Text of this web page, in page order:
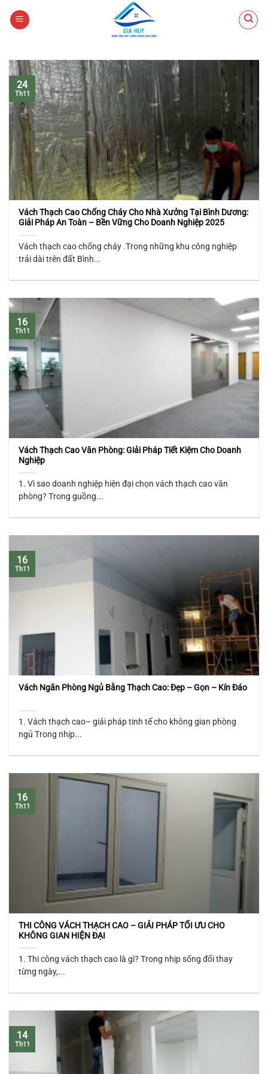
đến
Vách Thạch Cao Chống Cháy Cho Nhà Xưởng Tại Bình Dương:
Giải Pháp An Toàn – Bền Vững Cho Doanh Nghiệp 2025
Vách thạch cao chống cháy .Trong những khu công nghiệp
trải dài trên đất Bình...
24
Th11
Vách Thạch Cao Văn Phòng: Giải Pháp Tiết Kiệm Cho Doanh
Nghiệp
1. Vì sao doanh nghiệp hiện đại chọn vách thạch cao văn
phòng? Trong guồng...
16
Th11
Vách Ngăn Phòng Ngủ Bằng Thạch Cao: Đẹp – Gọn – Kín Đáo
1. Vách thạch cao– giải pháp tinh tế cho không gian phòng
ngủ Trong nhịp...
16
Th11
THI CÔNG VÁCH THẠCH CAO – GIẢI PHÁP TỐI ƯU CHO
KHÔNG GIAN HIỆN ĐẠI
1. Thi công vách thạch cao là gì? Trong nhịp sống đổi thay
từng ngày,...
16
Th11
14
Th11